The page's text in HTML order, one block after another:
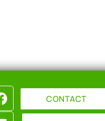
CONTACT